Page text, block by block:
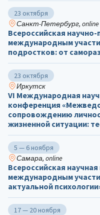
23 октября
Санкт-Петербург, online
Всероссийская
международным
подростков: от
23 октября
Иркутск
VI Международная
конференция
сопровождению
жизненной ситуации:
5 — 6 ноября
Самара, online
Всероссийская
международным
актуальной
17 — 20 ноября